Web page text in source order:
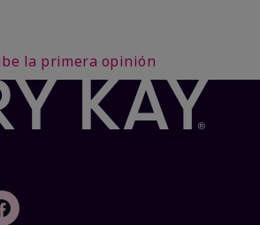
la primera opinión